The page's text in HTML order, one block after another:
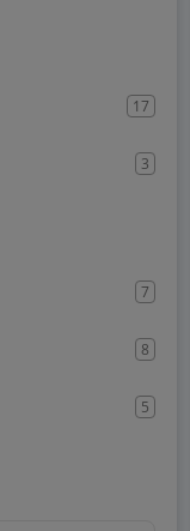
17
3
7
8
5